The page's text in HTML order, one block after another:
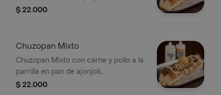
acompañado de salsas de la casa y
$ 22.000
Chuzopan Mixto
Chuzopan Mixto con carne y pollo a la
parrilla en pan de ajonjolí,
acompañado de salsa de la casa y una
$ 22.000